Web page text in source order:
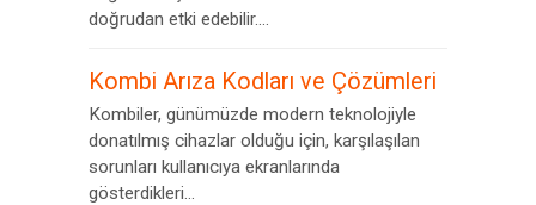
doğrudan etki edebilir....
Kombi Arıza Kodları ve Çözümleri
Kombiler, günümüzde modern teknolojiyle
donatılmış cihazlar olduğu için, karşılaşılan
sorunları kullanıcıya ekranlarında
gösterdikleri...